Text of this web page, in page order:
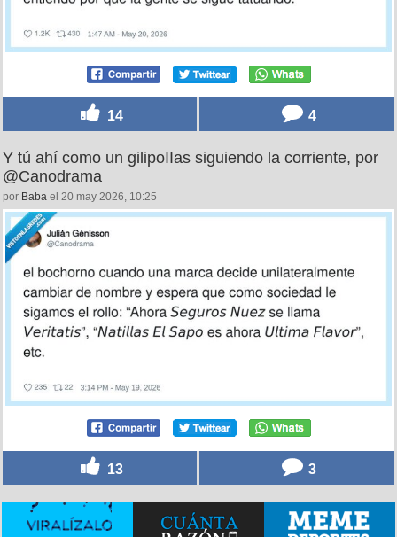
14 4
Y tú ahí como un gilipoIIas siguiendo la corriente, por
@Canodrama
por Baba el 20 may 2026, 10:25
13 3